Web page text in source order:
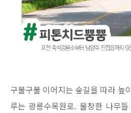
구불구불 이어지는 숲길을 따라 높
루는 광릉수목원로. 울창한 나무